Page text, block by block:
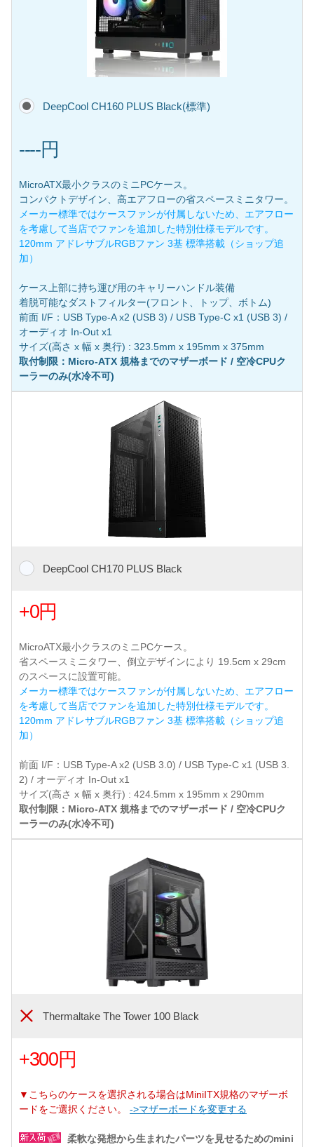
DeepCool CH160 PLUS Black(標準)
----円
MicroATX最小クラスのミニPCケース。
コンパクトデザイン、高エアフローの省スペースミニタワー。
メーカー標準ではケースファンが付属しないため、エアフロー
を考慮して当店でファンを追加した特別仕様モデルです。
120mm アドレサブルRGBファン 3基 標準搭載（ショップ追
加）
ケース上部に持ち運び用のキャリーハンドル装備
着脱可能なダストフィルター(フロント、トップ、ボトム)
前面 I/F：USB Type-A x2 (USB 3) / USB Type-C x1 (USB 3) /
オーディオ In-Out x1
サイズ(高さ x 幅 x 奥行) : 323.5mm x 195mm x 375mm
取付制限：Micro-ATX 規格までのマザーボード / 空冷CPUク
ーラーのみ(水冷不可)
DeepCool CH170 PLUS Black
+0円
MicroATX最小クラスのミニPCケース。
省スペースミニタワー、倒立デザインにより 19.5cm x 29cm
のスペースに設置可能。
メーカー標準ではケースファンが付属しないため、エアフロー
を考慮して当店でファンを追加した特別仕様モデルです。
120mm アドレサブルRGBファン 3基 標準搭載（ショップ追
加）
前面 I/F：USB Type-A x2 (USB 3.0) / USB Type-C x1 (USB 3.
2) / オーディオ In-Out x1
サイズ(高さ x 幅 x 奥行) : 424.5mm x 195mm x 290mm
取付制限：Micro-ATX 規格までのマザーボード / 空冷CPUク
ーラーのみ(水冷不可)
Thermaltake The Tower 100 Black
+300円
▼こちらのケースを選択される場合はMiniITX規格のマザーボ
ードをご選択ください。 ->マザーボードを変更する
柔軟な発想から生まれたパーツを見せるためのmini